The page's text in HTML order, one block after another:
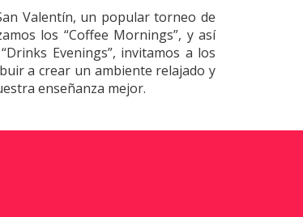
Valentín, un popular torneo de
los “Coffee Mornings”, y así
Evenings”, invitamos a los
a crear un ambiente relajado y
enseñanza mejor.